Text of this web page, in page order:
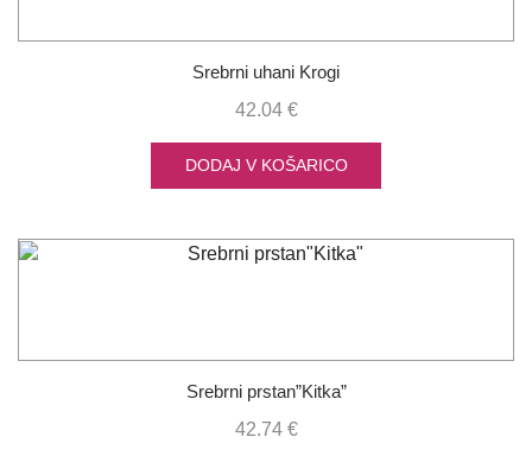
Srebrni uhani Krogi
42.04 €
DODAJ V KOŠARICO
Srebrni prstan”Kitka”
42.74 €